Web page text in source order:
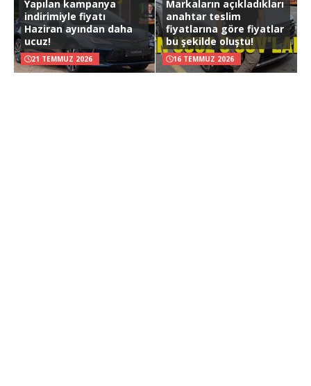
Yapılan kampanya
indirimiyle fiyatı
Haziran ayından daha
ucuz!
21 TEMMUZ 2026
Markaların açıkladıkları
anahtar teslim
fiyatlarına göre fiyatlar
bu şekilde oluştu!
16 TEMMUZ 2026